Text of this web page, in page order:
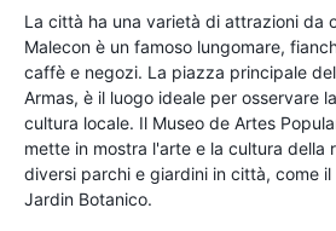
La città ha una varietà di attrazioni da
Malecon è un famoso lungomare,
caffè e negozi. La piazza principale
Armas, è il luogo ideale per osservare
cultura locale. Il Museo de Artes
mette in mostra l'arte e la cultura della
diversi parchi e giardini in città, come
Jardin Botanico.